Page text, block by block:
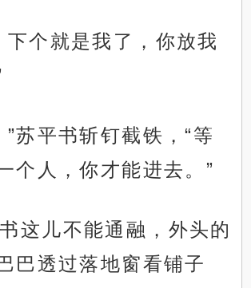
下个就是我了，你放我
”苏平书斩钉截铁，“等
个人，你才能进去。”
这儿不能通融，外头的
巴透过落地窗看铺子